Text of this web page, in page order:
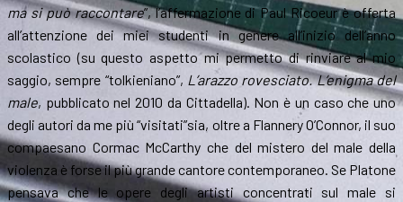
ma si può raccontare”, l’affermazione di Paul Ricoeur è offerta
all’attenzione dei miei studenti in genere all’inizio dell’anno
scolastico (su questo aspetto mi permetto di rinviare al mio
saggio, sempre “tolkieniano”, L’arazzo rovesciato. L’enigma del
male, pubblicato nel 2010 da Cittadella). Non è un caso che uno
degli autori da me più “visitati”sia, oltre a Flannery O’Connor, il suo
compaesano Cormac McCarthy che del mistero del male della
violenza è forse il più grande cantore contemporaneo. Se Platone
pensava che le opere degli artisti concentrati sul male si